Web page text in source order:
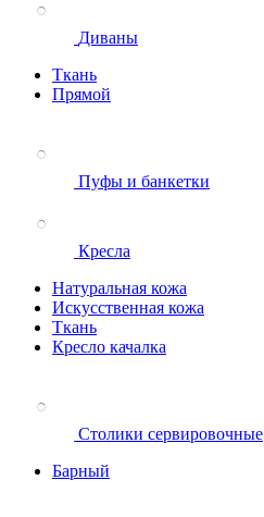
Диваны
Ткань
Прямой
Пуфы и банкетки
Кресла
Натуральная кожа
Искусственная кожа
Ткань
Кресло качалка
Столики сервировочные
Барный